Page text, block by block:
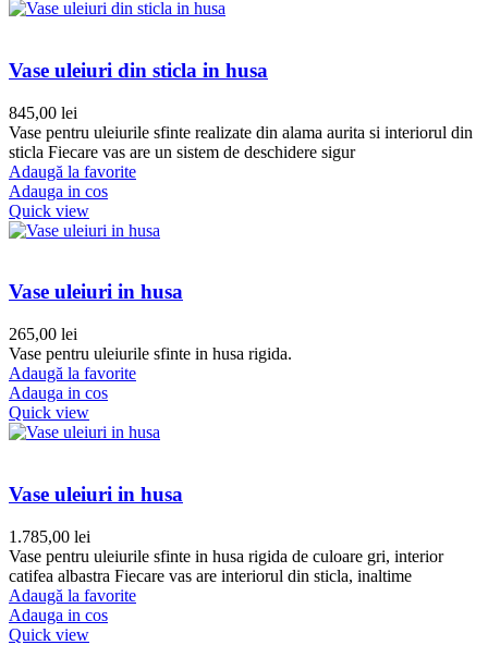
Vase uleiuri din sticla in husa
845,00 lei
Vase pentru uleiurile sfinte realizate din alama aurita si interiorul din
sticla Fiecare vas are un sistem de deschidere sigur
Adaugă la favorite
Adauga in cos
Quick view
Vase uleiuri in husa
265,00 lei
Vase pentru uleiurile sfinte in husa rigida.
Adaugă la favorite
Adauga in cos
Quick view
Vase uleiuri in husa
1.785,00 lei
Vase pentru uleiurile sfinte in husa rigida de culoare gri, interior
catifea albastra Fiecare vas are interiorul din sticla, inaltime
Adaugă la favorite
Adauga in cos
Quick view